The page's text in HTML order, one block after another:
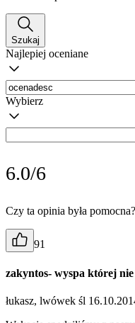
Szukaj
Najlepiej oceniane
Wybierz
6.0/6
Czy ta opinia była pomocna?
91
zakyntos- wyspa której
łukasz, lwówek śl